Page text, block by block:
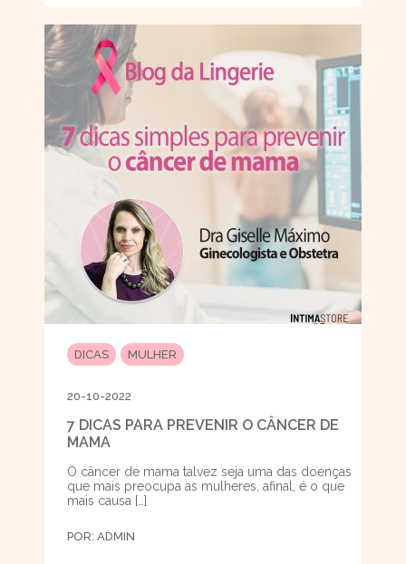
DICAS MULHER
20-10-2022
7 DICAS PARA PREVENIR O CÂNCER DE
MAMA
O câncer de mama talvez seja uma das doenças
que mais preocupa as mulheres, afinal, é o que
mais causa […]
POR: ADMIN